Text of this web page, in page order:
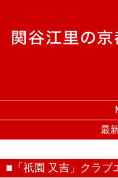
最
■「祇園 又吉」クラブ